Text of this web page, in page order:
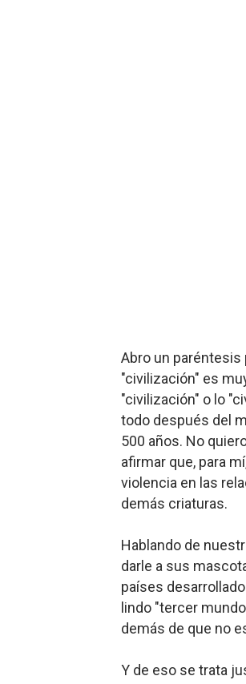
Abro un
"civilización" es
"civilización" o lo
todo después del
500 años. No
afirmar que, para
violencia en las
demás criaturas.
Hablando de
darle a sus
países
lindo "tercer
demás de que no
Y de eso se trata